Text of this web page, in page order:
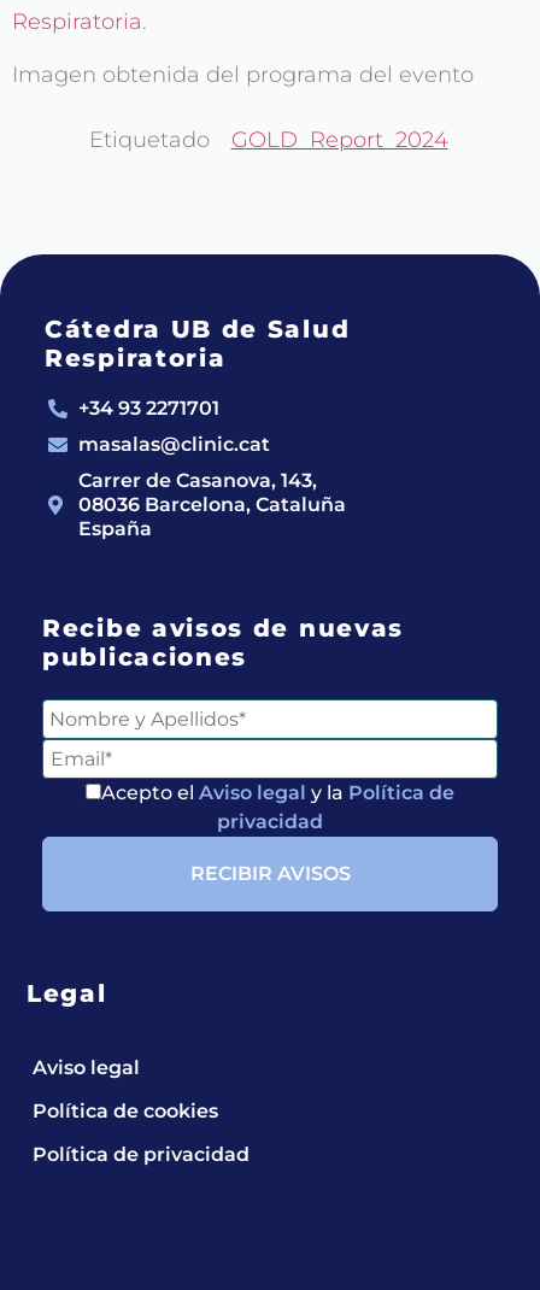
Respiratoria.
Imagen obtenida del programa del evento
Etiquetado GOLD Report 2024
Cátedra UB de Salud
Respiratoria
+34 93 2271701
masalas@clinic.cat
Carrer de Casanova, 143,
08036 Barcelona, Cataluña
España
Recibe avisos de nuevas
publicaciones
Acepto el Aviso legal y la Política de
privacidad
Legal
Aviso legal
Política de cookies
Política de privacidad